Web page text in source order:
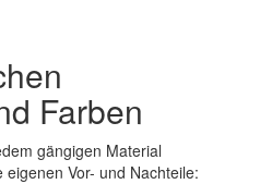
Farben
gängigen Material
Vor- und Nachteile: